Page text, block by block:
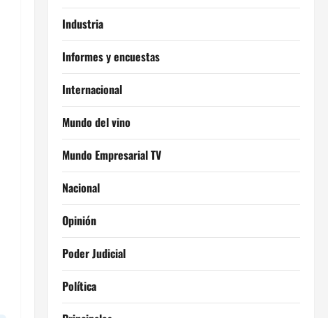
Industria
Informes y encuestas
Internacional
Mundo del vino
Mundo Empresarial TV
Nacional
Opinión
Poder Judicial
Política